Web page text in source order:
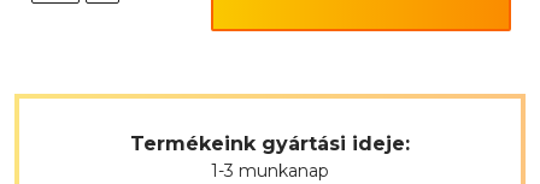
Termékeink gyártási ideje:
1-3 munkanap